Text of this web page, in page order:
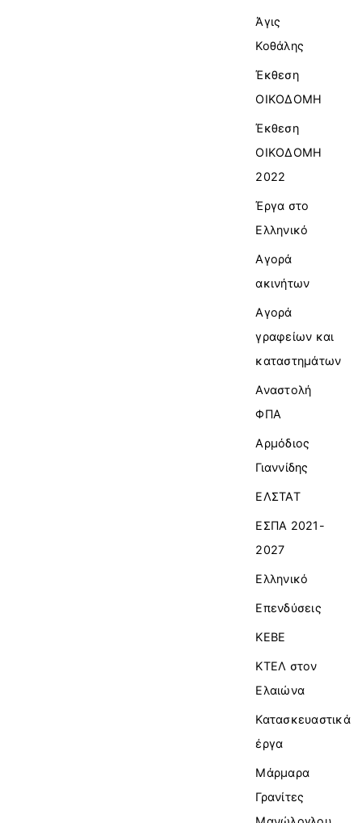
Άγις
Κοθάλης
Έκθεση
ΟΙΚΟΔΟΜΗ
Έκθεση
ΟΙΚΟΔΟΜΗ
2022
Έργα στο
Ελληνικό
Αγορά
ακινήτων
Αγορά
γραφείων και
καταστημάτων
Αναστολή
ΦΠΑ
Αρμόδιος
Γιαννίδης
ΕΛΣΤΑΤ
ΕΣΠΑ 2021-
2027
Ελληνικό
Επενδύσεις
ΚΕΒΕ
ΚΤΕΛ στον
Ελαιώνα
Κατασκευαστικά
έργα
Μάρμαρα
Γρανίτες